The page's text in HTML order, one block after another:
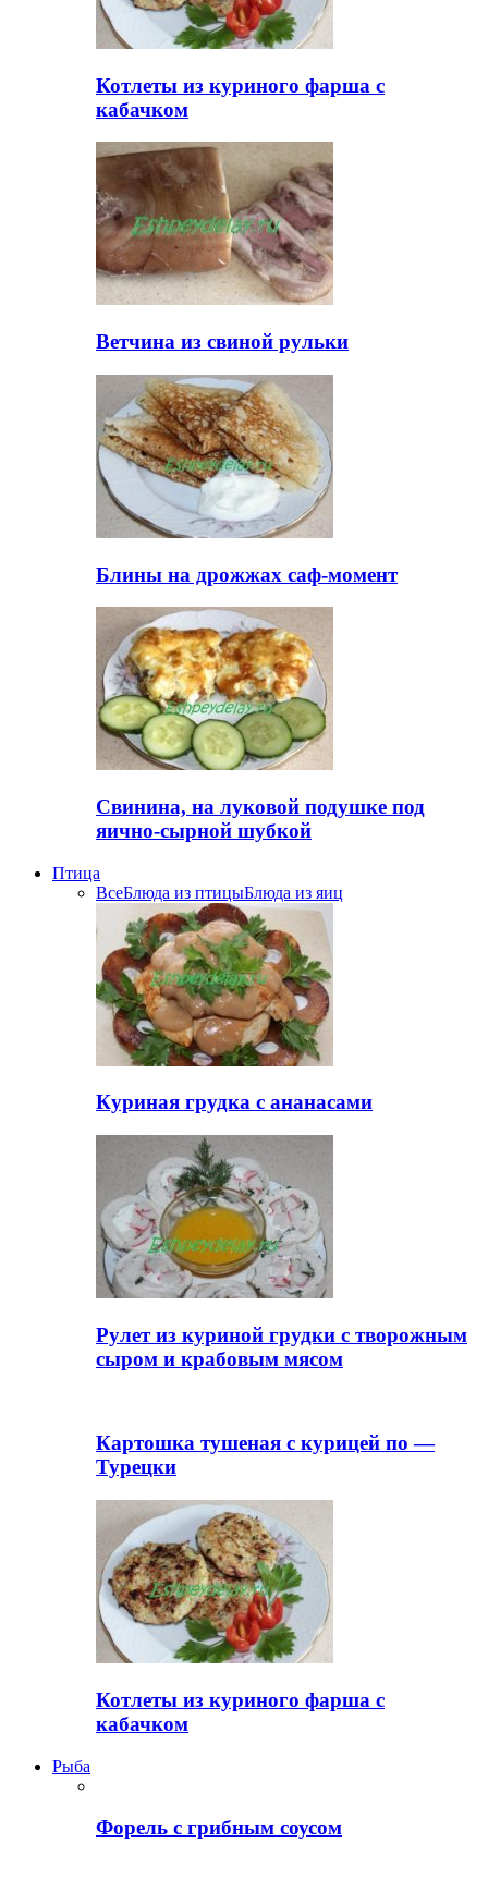
Котлеты из куриного фарша с
кабачком
Ветчина из свиной рульки
Блины на дрожжах саф-момент
Свинина, на луковой подушке под
яично-сырной шубкой
Птица
ВсеБлюда из птицыБлюда из яиц
Куриная грудка с ананасами
Рулет из куриной грудки с творожным
сыром и крабовым мясом
Картошка тушеная с курицей по —
Турецки
Котлеты из куриного фарша с
кабачком
Рыба
Форель с грибным соусом